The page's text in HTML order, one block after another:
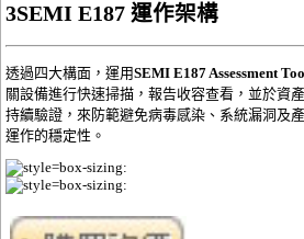
3SEMI E187 運作架構
透過四大構面，運用SEMI E187 Assessment
關設備進行快速掃描，報告收容查看，並於資
持續驗證，來防範避免病毒感染、系統漏洞及
運作的穩定性。